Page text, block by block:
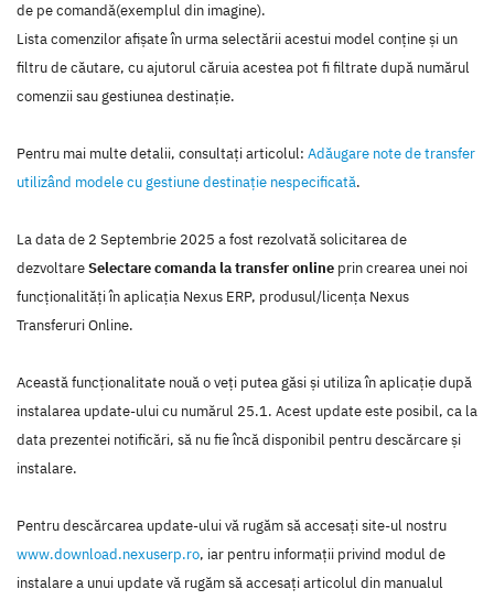
de pe comandă(exemplul din imagine).
Lista comenzilor afișate în urma selectării acestui model conține și un
filtru de căutare, cu ajutorul căruia acestea pot fi filtrate după numărul
comenzii sau gestiunea destinație.
Pentru mai multe detalii, consultaţi articolul: Adăugare note de transfer
utilizând modele cu gestiune destinație nespecificată.
La data de 2 Septembrie 2025 a fost rezolvată solicitarea de
dezvoltareSelectare comanda la transfer online prin crearea unei noi
funcţionalităţi în aplicaţia Nexus ERP, produsul/licenţa Nexus
Transferuri Online.
Această funcţionalitate nouă o veţi putea găsi şi utiliza în aplicaţie după
instalarea update-ului cu numărul 25.1. Acest update este posibil, ca la
data prezentei notificări, să nu fie încă disponibil pentru descărcare şi
instalare.
Pentru descărcarea update-ului vă rugăm să accesaţi site-ul nostru
www.download.nexuserp.ro, iar pentru informaţii privind modul de
instalare a unui update vă rugăm să accesaţi articolul din manualul